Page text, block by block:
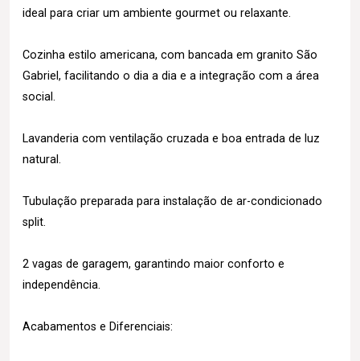
ideal para criar um ambiente gourmet ou relaxante.
Cozinha estilo americana, com bancada em granito São
Gabriel, facilitando o dia a dia e a integração com a área
social.
Lavanderia com ventilação cruzada e boa entrada de luz
natural.
Tubulação preparada para instalação de ar-condicionado
split.
2 vagas de garagem, garantindo maior conforto e
independência.
Acabamentos e Diferenciais: